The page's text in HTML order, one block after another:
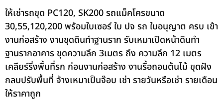
ให้เช่ารถขุด PC120, SK200 รถแม็คโครขนาด
30,55,120,200 พร้อมใบเซอร์ ใบ ปจ รถ ใบอนุญาต ครบ เข้า
งานก่อสร้าง งานขุดดินทำฐานราก รับเหมาเปิดหน้าดินทำ
ฐานรากอาคาร ขุดความลึก 3เมตร ถึง ความลึก 12 เมตร
เคลียร์ริ่งพื้นที่รก ก่อนงานก่อสร้าง งานรื้อถอนต้นไม้ ขุดฝัง
กลบปรับพื้นที่ จ้างเหมาเป็นจ๊อบ เช่า รายวันหรือเช่า รายเดือน
ให้ราคาถูก